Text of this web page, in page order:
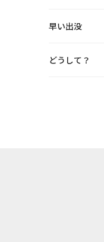
早い出没
どうして？